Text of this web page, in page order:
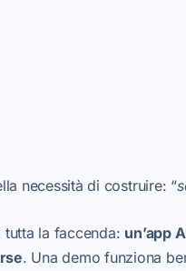
necessità di costruire: “
la faccenda: un’app
. Una demo funziona